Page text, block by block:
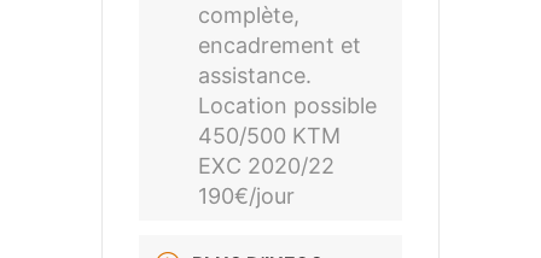
complète,
encadrement et
assistance.
Location possible
450/500 KTM
EXC 2020/22
190€/jour